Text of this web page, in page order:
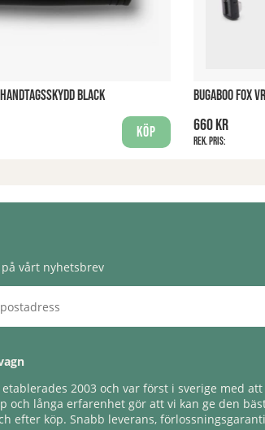
BLACK
Köp
BUGABOO FOX
660 kr
Rek. pris:
vårt nyhetsbrev
2003 och var först i sverige med
och långa erfarenhet gör att vi kan ge den
efter köp. Snabb leverans,